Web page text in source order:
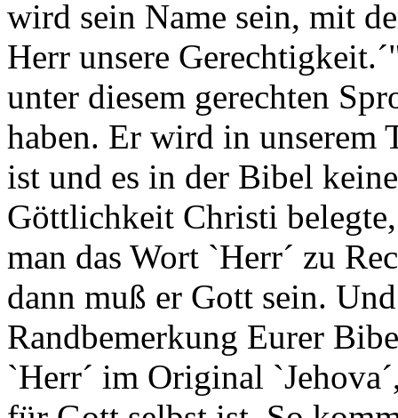
wird sein Name sein, mit
Herr unsere
unter diesem gerechten
haben. Er wird in unserem
ist und es in der Bibel
Göttlichkeit Christi
man das Wort `Herr´ zu
dann muß er Gott sein.
Randbemerkung Eurer
`Herr´ im Original